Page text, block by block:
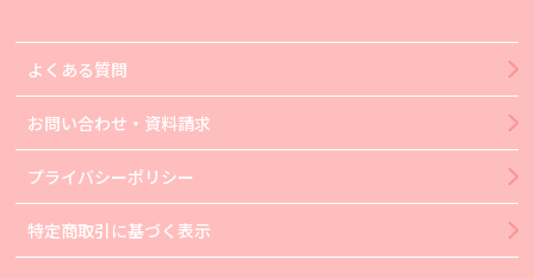
よくある質問
お問い合わせ・資料請求
プライバシーポリシー
特定商取引に基づく表示